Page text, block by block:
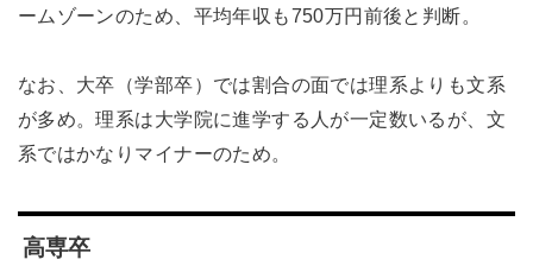
ームゾーンのため、平均年収も750万円前後と判断。
なお、大卒（学部卒）では割合の面では理系よりも文系
が多め。理系は大学院に進学する人が一定数いるが、文
系ではかなりマイナーのため。
高専卒